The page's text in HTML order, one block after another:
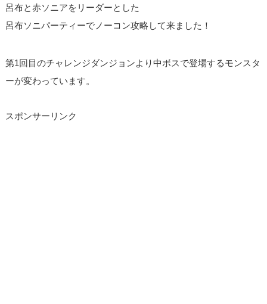
呂布と赤ソニアをリーダーとした
呂布ソニパーティーでノーコン攻略して来ました！
第1回目のチャレンジダンジョンより中ボスで登場するモンスタ
ーが変わっています。
スポンサーリンク